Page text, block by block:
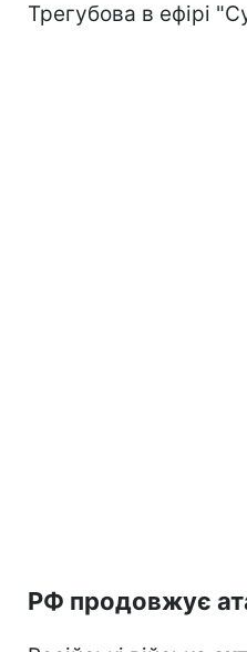
Трегубова в ефірі
РФ продовжує